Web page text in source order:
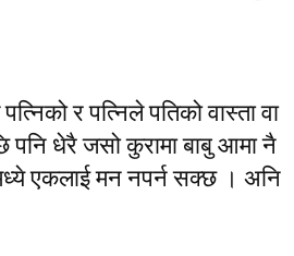
र पत्निले पतिको वास्ता वा
पनि धेरै जसो कुरामा बाबु आमा नै
एकलाई मन नपर्न सक्छ । अनि